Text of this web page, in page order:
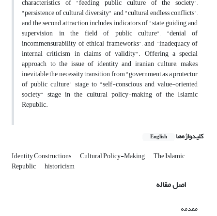
characteristics of "feeding public culture of the society",
"persistence of cultural diversity" and "cultural endless conflicts",
and the second attraction includes indicators of "state guiding and
supervision in the field of public culture", "denial of
incommensurability of ethical frameworks", and "inadequacy of
internal criticism in claims of validity". Offering a special
approach to the issue of identity and iranian culture, makes
inevitable the necessity transition from "government as a protector
of public culture" stage to "self-conscious and value-oriented
society" stage in the cultural policy-making of the Islamic
Republic.
کلیدواژه‌ها English
Identity Constructions Cultural Policy-Making The Islamic
Republic historicism
اصل مقاله
مقدمه